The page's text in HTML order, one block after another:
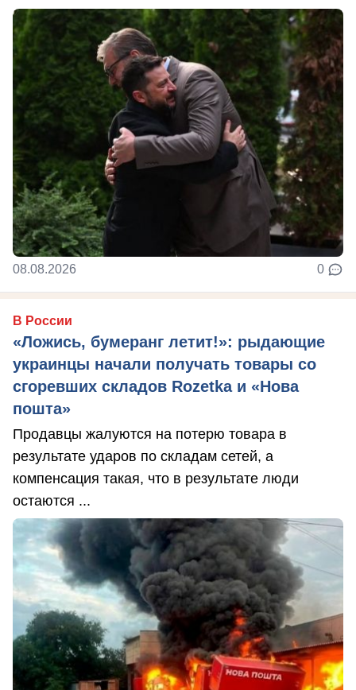
08.08.2026 0
В России
«Ложись, бумеранг летит!»: рыдающие
украинцы начали получать товары со
сгоревших складов Rozetka и «Нова
пошта»
Продавцы жалуются на потерю товара в
результате ударов по складам сетей, а
компенсация такая, что в результате люди
остаются ...